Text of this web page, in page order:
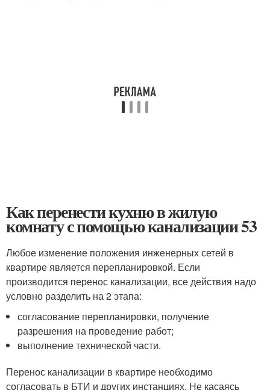
Как перенести кухню в жилую
комнату с помощью канализации 53
Любое изменение положения инженерных сетей в
квартире является перепланировкой. Если
производится перенос канализации, все действия надо
условно разделить на 2 этапа:
согласование перепланировки, получение
разрешения на проведение работ;
выполнение технической части.
Перенос канализации в квартире необходимо
согласовать в БТИ и других инстанциях. Не касаясь